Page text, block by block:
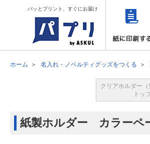
パッとプリント、すぐにお届け
ホーム 名入れ・ノベルティグッズをつくる
クリアホルダー（
トッ
紙製ホルダー カラーペ